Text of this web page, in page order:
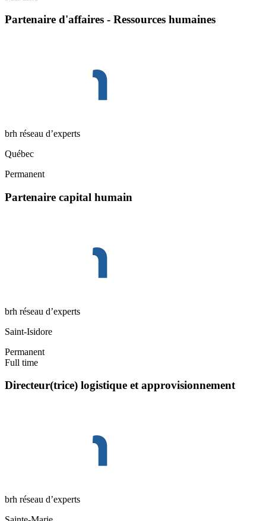
Partenaire d'affaires - Ressources humaines
brh réseau d’experts
Québec
Permanent
Partenaire capital humain
brh réseau d’experts
Saint-Isidore
Permanent
Full time
Directeur(trice) logistique et approvisionnement
brh réseau d’experts